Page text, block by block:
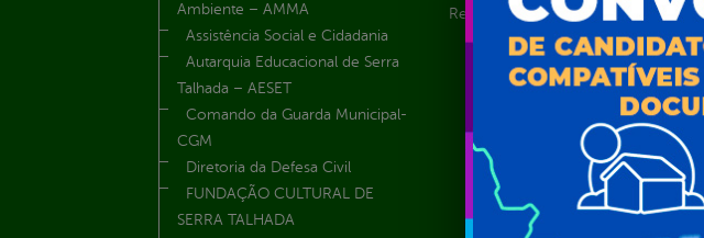
Ambiente – AMMA
Assistência Social e Cidadania
Autarquia Educacional de Serra
Talhada – AESET
Comando da Guarda Municipal-
CGM
Diretoria da Defesa Civil
FUNDAÇÃO CULTURAL DE
SERRA TALHADA
Renúncias de Receitas